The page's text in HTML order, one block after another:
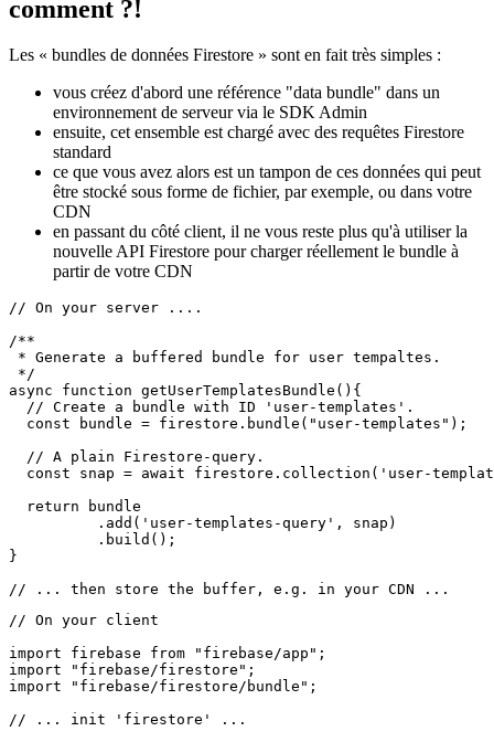
comment ?!
Les « bundles de données Firestore » sont en fait très simples :
vous créez d'abord une référence "data bundle" dans un
environnement de serveur via le SDK Admin
ensuite, cet ensemble est chargé avec des requêtes Firestore
standard
ce que vous avez alors est un tampon de ces données qui peut
être stocké sous forme de fichier, par exemple, ou dans votre
CDN
en passant du côté client, il ne vous reste plus qu'à utiliser la
nouvelle API Firestore pour charger réellement le bundle à
// On your server ....
/**
* Generate a buffered bundle for user tempaltes.
*/
  // Create a bundle with ID 'user-templates'.
  const bundle = firestore.bundle("user-templates");
  // A plain Firestore-query.
const snap = await firestore.collection('user-
  return bundle
          .build();
// On your client
import "firebase/firestore";